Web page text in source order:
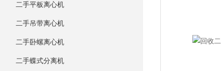
二手平板离心机
二手吊带离心机
二手卧螺离心机
二手蝶式分离机